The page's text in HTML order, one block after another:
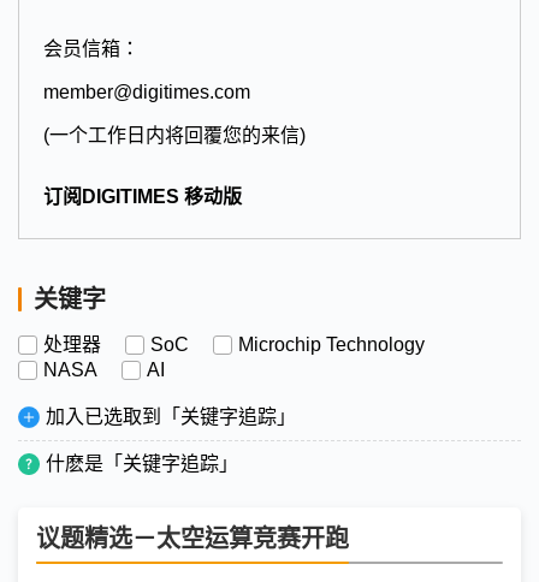
会员信箱：
member@digitimes.com
(一个工作日内将回覆您的来信)
订阅DIGITIMES 移动版
关键字
处理器 SoC
Microchip Technology
NASA
AI
加入已选取到「关键字追踪」
什麽是「关键字追踪」
议题精选－太空运算竞赛开跑